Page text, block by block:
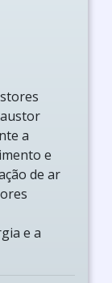
a
e
de ar
e a